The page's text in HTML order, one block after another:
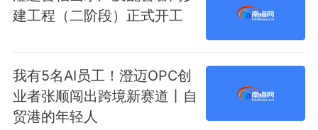
建工程（二阶段）正式开工
我有5名AI员工！澄迈OPC创
业者张顺闯出跨境新赛道丨自
贸港的年轻人